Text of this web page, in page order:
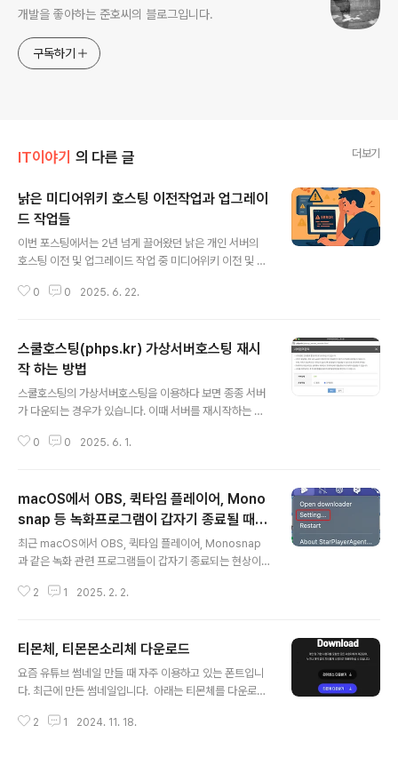
개발을 좋아하는 준호씨의 블로그입니다.
구독하기
IT이야기 의 다른 글 더보기
낡은 미디어위키 호스팅 이전작업과 업그레이
드 작업들
이번 포스팅에서는 2년 넘게 끌어왔던 낡은 개인 서버의
호스팅 이전 및 업그레이드 작업 중 미디어위키 이전 및 업
로의 이전 검토" data-og-description="가상서버호스
대트래픽 국내최대개발자커뮤니티 phpschool.com 과
함께하는 월400원, " data-og-host="junho85.pe.k
r" data-og-source-url="https://junho85.pe.kr/21
59" data-og-url="https://junho85.pe.kr/2159" d
0 0 2025. 6. 22.
스쿨호스팅(phps.kr) 가상서버호스팅 재시
작 하는 방법
스쿨호스팅의 가상서버호스팅을 이용하다 보면 종종 서버
가 다운되는 경우가 있습니다. 이때 서버를 재시작하는 방
이동합니다. 서비스관리 > 기본관리 > 서버원격관리 버튼
어 있습니다. "확인" 버튼을 누르면 서버종료 작업이 진행
됩니다. 하지만 서버상태가 좋지 않은 경우 "원격관리 설정
을 실패하였습니다." 메시지가 나타나면서 종료에 실패하
게 됩니다. 이럴 때는 "강제종료"기능을 이용하여 서버를
다. 요청작업은 "시작"밖에 없습니다. "확인"버튼을 누르면
0 0 2025. 6. 1.
macOS에서 OBS, 퀵타임 플레이어, Mono
snap 등 녹화프로그램이 갑자기 종료될 때
해결 방법
최근 macOS에서 OBS, 퀵타임 플레이어, Monosnap
과 같은 녹화 관련 프로그램들이 갑자기 종료되는 현상이
는 앱이 실행되고 있는 것을 발견했습니다. 이 앱은 시원스
니다.StarPlayerAgent를 삭제한 후, OBS와 QuickTi
me Player, Monosnap이 정상적으로 작동하는 것을 확
인했습니다. StarPlayerAgent 삭제 방법1. 화면 상단의
니다.2. 나타나는 메뉴에서 "Settings..." 메뉴를 선택합니
2 1 2025. 2. 2.
티몬체, 티몬몬소리체 다운로드
요즘 유튜브 썸네일 만들 때 자주 이용하고 있는 폰트입니
다. 최근에 만든 썸네일입니다. 아래는 티몬체를 다운로드
e.tmon.co.kr/font 입니다. 여기서 좀 더 자세한 내용을
2 1 2024. 11. 18.